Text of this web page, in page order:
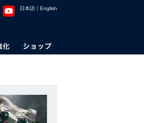
日本語 ｜ English